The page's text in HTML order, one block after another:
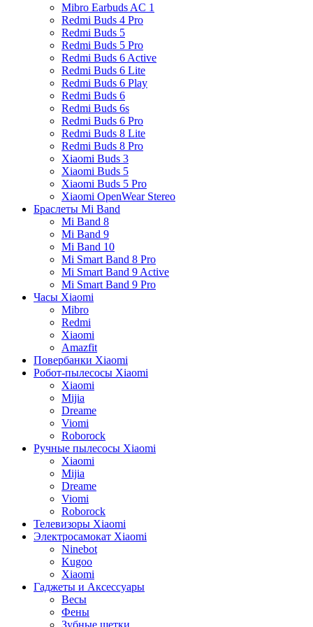
Mibro Earbuds AC 1
Redmi Buds 4 Pro
Redmi Buds 5
Redmi Buds 5 Pro
Redmi Buds 6 Active
Redmi Buds 6 Lite
Redmi Buds 6 Play
Redmi Buds 6
Redmi Buds 6s
Redmi Buds 6 Pro
Redmi Buds 8 Lite
Redmi Buds 8 Pro
Xiaomi Buds 3
Xiaomi Buds 5
Xiaomi Buds 5 Pro
Xiaomi OpenWear Stereo
Браслеты Mi Band
Mi Band 8
Mi Band 9
Mi Band 10
Mi Smart Band 8 Pro
Mi Smart Band 9 Active
Mi Smart Band 9 Pro
Часы Xiaomi
Mibro
Redmi
Xiaomi
Amazfit
Повербанки Xiaomi
Робот-пылесосы Xiaomi
Xiaomi
Mijia
Dreame
Viomi
Roborock
Ручные пылесосы Xiaomi
Xiaomi
Mijia
Dreame
Viomi
Roborock
Телевизоры Xiaomi
Электросамокат Xiaomi
Ninebot
Kugoo
Xiaomi
Гаджеты и Аксессуары
Весы
Фены
Зубные щетки